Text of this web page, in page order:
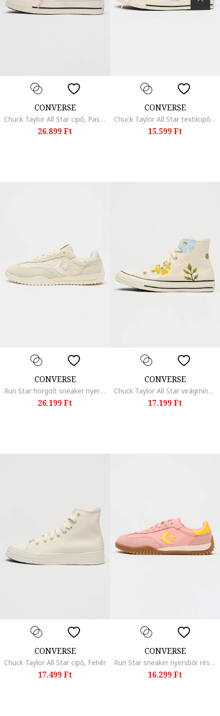
CONVERSE
Chuck Taylor All Star cipő, Pasztellrózsaszín
26.899 Ft
CONVERSE
Chuck Taylor All Star textilcipő, Fekete
15.599 Ft
CONVERSE
Run Star horgolt sneaker nyersbőr részletekkel, Krémszín
26.199 Ft
CONVERSE
Chuck Taylor All Star virágmintás sneaker, Kék/Krémszín
17.199 Ft
CONVERSE
Chuck Taylor All Star cipő, Fehér
17.499 Ft
CONVERSE
Run Star sneaker nyersbőr részletekkel, Sárga/Rózsaszín
16.299 Ft